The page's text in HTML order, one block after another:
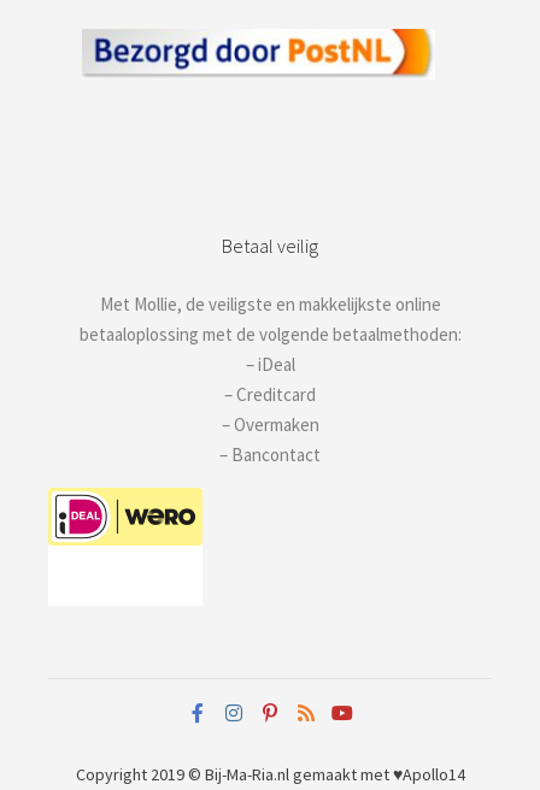
Betaal veilig
Met Mollie, de veiligste en makkelijkste online
betaaloplossing met de volgende betaalmethoden:
– iDeal
– Creditcard
– Overmaken
– Bancontact
Copyright 2019 © Bij-Ma-Ria.nlgemaakt met ♥Apollo14